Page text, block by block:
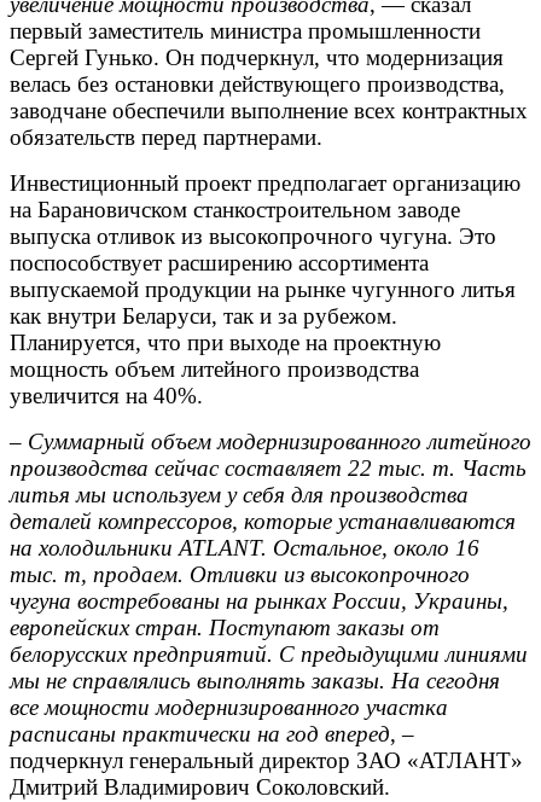
первый заместитель министра промышленности
Сергей Гунько. Он подчеркнул, что модернизация
велась без остановки действующего производства,
заводчане обеспечили выполнение всех контрактных
обязательств перед партнерами.
Инвестиционный проект предполагает организацию
на Барановичском станкостроительном заводе
выпуска отливок из высокопрочного чугуна. Это
поспособствует расширению ассортимента
выпускаемой продукции на рынке чугунного литья
как внутри Беларуси, так и за рубежом.
Планируется, что при выходе на проектную
мощность объем литейного производства
увеличится на 40%.
– Суммарный объем модернизированного литейного
производства сейчас составляет 22 тыс. т. Часть
литья мы используем у себя для производства
деталей компрессоров, которые устанавливаются
на холодильники ATLANT. Остальное, около 16
тыс. т, продаем. Отливки из высокопрочного
чугуна востребованы на рынках России, Украины,
европейских стран. Поступают заказы от
белорусских предприятий. С предыдущими линиями
мы не справлялись выполнять заказы. На сегодня
все мощности модернизированного участка
расписаны практически на год вперед, –
подчеркнул генеральный директор ЗАО «АТЛАНТ»
Дмитрий Владимирович Соколовский.